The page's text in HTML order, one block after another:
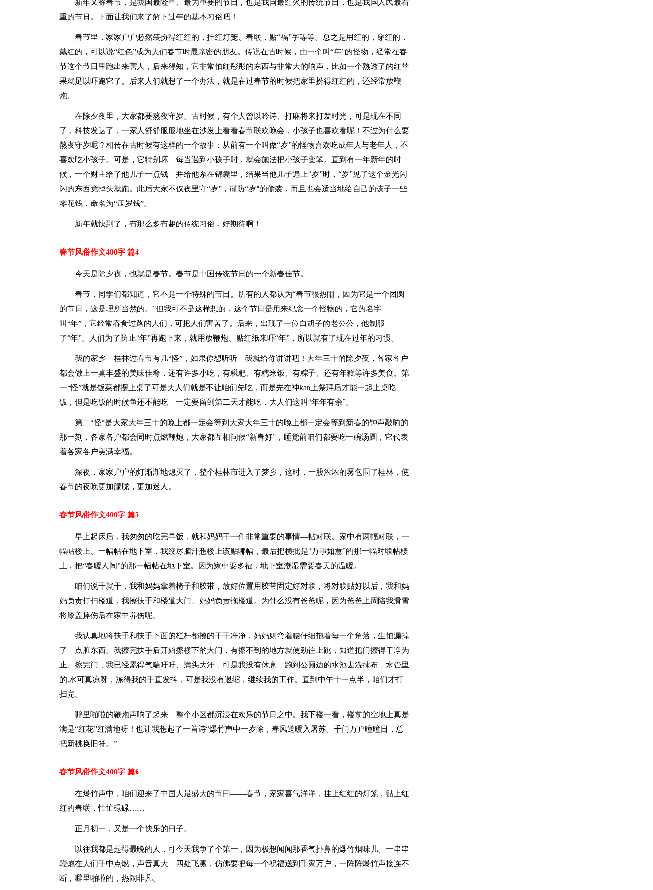
新年又称春节，是我国最隆重、最为重要的节日，也是我国最红火的传统节日，也是我国人民最看
重的节日。下面让我们来了解下过年的基本习俗吧！
春节里，家家户户必然装扮得红红的，挂红灯笼、春联，贴“福”字等等。总之是用红的，穿红的，
戴红的，可以说“红色”成为人们春节时最亲密的朋友。传说在古时候，由一个叫“年”的怪物，经常在春
节这个节日里跑出来害人，后来得知，它非常怕红彤彤的东西与非常大的响声，比如一个熟透了的红苹
果就足以吓跑它了。后来人们就想了一个办法，就是在过春节的时候把家里扮得红红的，还经常放鞭
炮。
在除夕夜里，大家都要熬夜守岁。古时候，有个人曾以吟诗、打麻将来打发时光，可是现在不同
了，科技发达了，一家人舒舒服服地坐在沙发上看看春节联欢晚会，小孩子也喜欢看呢！不过为什么要
熬夜守岁呢？相传在古时候有这样的一个故事：从前有一个叫做“岁”的怪物喜欢吃成年人与老年人，不
喜欢吃小孩子。可是，它特别坏，每当遇到小孩子时，就会施法把小孩子变笨。直到有一年新年的时
候，一个财主给了他儿子一点钱，并给他系在锦囊里，结果当他儿子遇上“岁”时，“岁”见了这个金光闪
闪的东西竟掉头就跑。此后大家不仅夜里守“岁”，谨防“岁”的偷袭，而且也会适当地给自己的孩子一些
零花钱，命名为“压岁钱”。
新年就快到了，有那么多有趣的传统习俗，好期待啊！
春节风俗作文400字 篇4
今天是除夕夜，也就是春节。春节是中国传统节日的一个新春佳节。
春节，同学们都知道，它不是一个特殊的节日。所有的人都认为“春节很热闹，因为它是一个团圆
的节日，这是理所当然的。”但我可不是这样想的，这个节日是用来纪念一个怪物的，它的名字
叫“年”，它经常吞食过路的人们，可把人们害苦了。后来，出现了一位白胡子的老公公，他制服
了“年”。人们为了防止“年”再跑下来，就用放鞭炮、贴红纸来吓“年”，所以就有了现在过年的习惯。
我的家乡―桂林过春节有几“怪”，如果你想听听，我就给你讲讲吧！大年三十的除夕夜，各家各户
都会做上一桌丰盛的美味佳肴，还有许多小吃，有糍粑、有糯米饭、有粽子、还有年糕等许多美食。第
一“怪”就是饭菜都摆上桌了可是大人们就是不让咱们先吃，而是先在神kan上祭拜后才能一起上桌吃
饭，但是吃饭的时候鱼还不能吃，一定要留到第二天才能吃，大人们这叫“年年有余”。
第二“怪”是大家大年三十的晚上都一定会等到大家大年三十的晚上都一定会等到新春的钟声敲响的
那一刻，各家各户都会同时点燃鞭炮，大家都互相问候“新春好”，睡觉前咱们都要吃一碗汤圆，它代表
着各家各户美满幸福。
深夜，家家户户的灯渐渐地熄灭了，整个桂林市进入了梦乡，这时，一股浓浓的雾包围了桂林，使
春节的夜晚更加朦胧，更加迷人。
春节风俗作文400字 篇5
早上起床后，我匆匆的吃完早饭，就和妈妈干一件非常重要的事情—帖对联。家中有两幅对联，一
幅帖楼上、一幅帖在地下室，我绞尽脑汁想楼上该贴哪幅，最后把横批是“万事如意”的那一幅对联帖楼
上；把“春暖人间”的那一幅帖在地下室。因为家中要多福，地下室潮湿需要春天的温暖。
咱们说干就干，我和妈妈拿着椅子和胶带，放好位置用胶带固定好对联，将对联贴好以后，我和妈
妈负责打扫楼道，我擦扶手和楼道大门、妈妈负责拖楼道。为什么没有爸爸呢，因为爸爸上周陪我滑雪
将膝盖摔伤后在家中养伤呢。
我认真地将扶手和扶手下面的栏杆都擦的干干净净，妈妈则弯着腰仔细拖着每一个角落，生怕漏掉
了一点脏东西。我擦完扶手后开始擦楼下的大门，有擦不到的地方就使劲往上跳，知道把门擦得干净为
止。擦完门，我已经累得气喘吁吁、满头大汗，可是我没有休息，跑到公厕边的水池去洗抹布，水管里
的.水可真凉呀，冻得我的手直发抖，可是我没有退缩，继续我的工作。直到中午十一点半，咱们才打
扫完。
噼里啪啦的鞭炮声响了起来，整个小区都沉浸在欢乐的节日之中。我下楼一看，楼前的空地上真是
满是“红花”红满地呀！也让我想起了一首诗“爆竹声中一岁除，春风送暖入屠苏。千门万户曈曈日，总
把新桃换旧符。”
春节风俗作文400字 篇6
在爆竹声中，咱们迎来了中国人最盛大的节曰——春节，家家喜气洋洋，挂上红红的灯笼，贴上红
红的春联，忙忙碌碌……
正月初一，又是一个快乐的曰子。
以往我都是起得最晚的人，可今天我争了个第一，因为极想闻闻那香气扑鼻的爆竹烟味儿。一串串
鞭炮在人们手中点燃，声音真大，四处飞溅，仿佛要把每一个祝福送到千家万户，一阵阵爆竹声接连不
断，噼里啪啦的，热闹非凡。